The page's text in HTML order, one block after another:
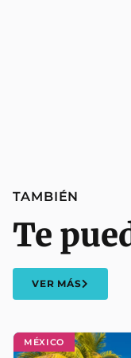
MÉXICO
TAMBIÉN
Te
VER MÁS